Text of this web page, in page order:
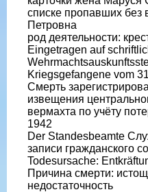
списке пропавших без
Петровна
род деятельности:
Eingetragen auf
Kriegsgefangene vom
Смерть
извещения
вермахта по учёту
1942
Der Standesbeamte
записи гражданского
Todesursache:
Причина смерти:
недостаточность